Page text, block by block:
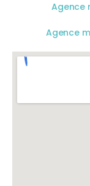
Agence
Agence